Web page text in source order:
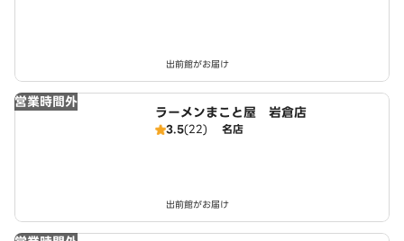
出前館がお届け
営業時間外
ラーメンまこと屋 岩倉店
3.5(22) 名店
出前館がお届け